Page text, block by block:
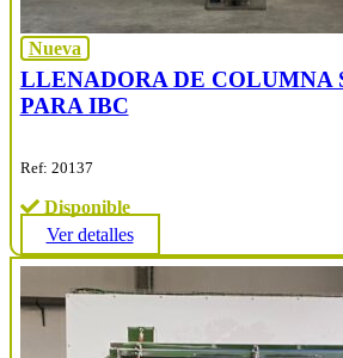
Nueva
LLENADORA DE COLUMNA
PARA IBC
Ref: 20137
Disponible
Ver detalles